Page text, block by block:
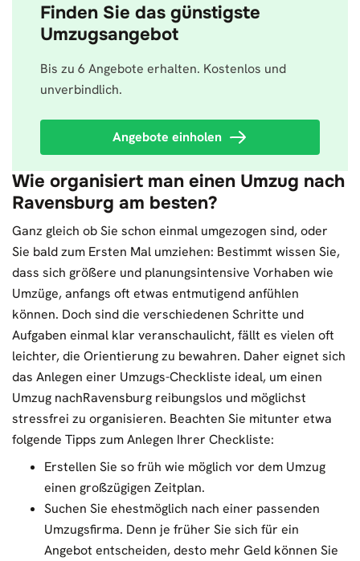
Finden Sie das günstigste
Umzugsangebot
Bis zu 6 Angebote erhalten. Kostenlos und
unverbindlich.
Angebote einholen
Wie organisiert man einen Umzug nach
Ravensburg am besten?
Ganz gleich ob Sie schon einmal umgezogen sind, oder
Sie bald zum Ersten Mal umziehen: Bestimmt wissen Sie,
dass sich größere und planungsintensive Vorhaben wie
Umzüge, anfangs oft etwas entmutigend anfühlen
können. Doch sind die verschiedenen Schritte und
Aufgaben einmal klar veranschaulicht, fällt es vielen oft
leichter, die Orientierung zu bewahren. Daher eignet sich
das Anlegen einer Umzugs-Checkliste ideal, um einen
Umzug nachRavensburg reibungslos und möglichst
stressfrei zu organisieren. Beachten Sie mitunter etwa
folgende Tipps zum Anlegen Ihrer Checkliste:
Erstellen Sie so früh wie möglich vor dem Umzug
einen großzügigen Zeitplan.
Suchen Sie ehestmöglich nach einer passenden
Umzugsfirma. Denn je früher Sie sich für ein
Angebot entscheiden, desto mehr Geld können Sie